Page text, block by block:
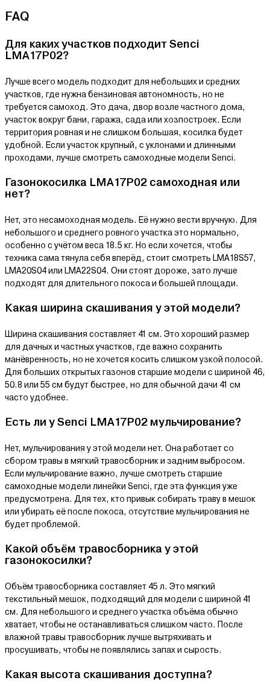
FAQ
Для каких участков подходит Senci
LMA17P02?
Лучше всего модель подходит для небольших и средних
участков, где нужна бензиновая автономность, но не
требуется самоход. Это дача, двор возле частного дома,
участок вокруг бани, гаража, сада или хозпостроек. Если
территория ровная и не слишком большая, косилка будет
удобной. Если участок крупный, с уклонами и длинными
проходами, лучше смотреть самоходные модели Senci.
Газонокосилка LMA17P02 самоходная или
нет?
Нет, это несамоходная модель. Её нужно вести вручную. Для
небольшого и среднего ровного участка это нормально,
особенно с учётом веса 18.5 кг. Но если хочется, чтобы
техника сама тянула себя вперёд, стоит смотреть LMA18S57,
LMA20S04 или LMA22S04. Они стоят дороже, зато лучше
подходят для длительного покоса и большей площади.
Какая ширина скашивания у этой модели?
Ширина скашивания составляет 41 см. Это хороший размер
для дачных и частных участков, где важно сохранить
манёвренность, но не хочется косить слишком узкой полосой.
Для больших открытых газонов старшие модели с шириной 46,
50.8 или 55 см будут быстрее, но для обычной дачи 41 см
часто удобнее.
Есть ли у Senci LMA17P02 мульчирование?
Нет, мульчирования у этой модели нет. Она работает со
сбором травы в мягкий травосборник и задним выбросом.
Если мульчирование важно, лучше смотреть старшие
самоходные модели линейки Senci, где эта функция уже
предусмотрена. Для тех, кто привык собирать траву в мешок
или убирать её после покоса, отсутствие мульчирования не
будет проблемой.
Какой объём травосборника у этой
газонокосилки?
Объём травосборника составляет 45 л. Это мягкий
текстильный мешок, подходящий для модели с шириной 41
см. Для небольшого и среднего участка объёма обычно
хватает, чтобы не останавливаться слишком часто. После
влажной травы травосборник лучше вытряхивать и
просушивать, чтобы не появлялись запах и сырость.
Какая высота скашивания доступна?